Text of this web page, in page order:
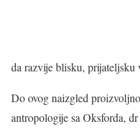
da razvije blisku, prijateljsku
Do ovog naizgled
antropologije sa Oksforda,